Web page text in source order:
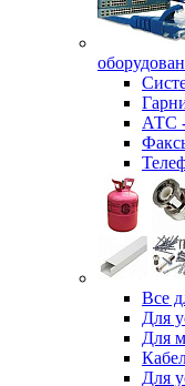
АТС
Все
Для
Для
Для